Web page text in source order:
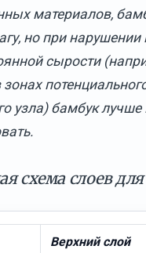
материалов,
но при
сырости
зонах
узла) бамбук лучше
схема слоев
Верхний слой